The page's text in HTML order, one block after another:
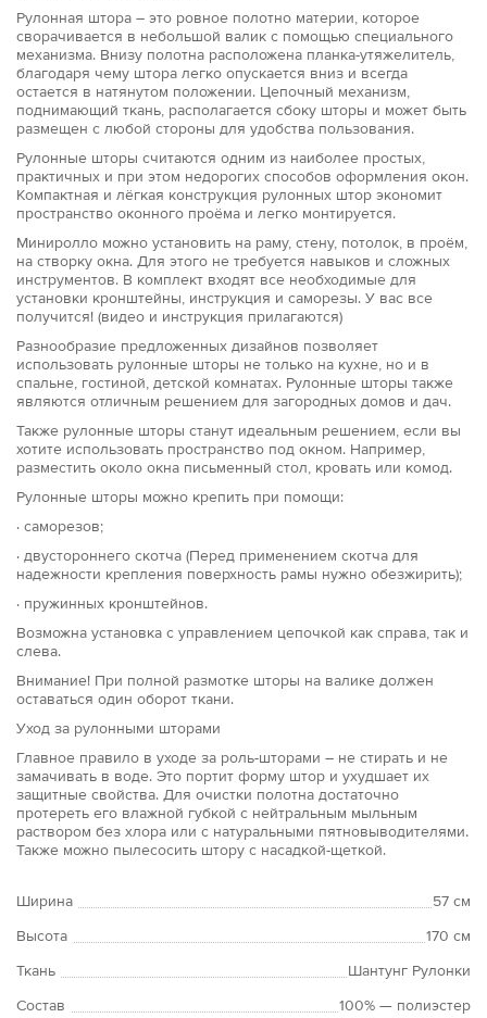
Рулонная штора – это ровное полотно материи, которое
сворачивается в небольшой валик с помощью специального
механизма. Внизу полотна расположена планка-утяжелитель,
благодаря чему штора легко опускается вниз и всегда
остается в натянутом положении. Цепочный механизм,
поднимающий ткань, располагается сбоку шторы и может быть
размещен с любой стороны для удобства пользования.
Рулонные шторы считаются одним из наиболее простых,
практичных и при этом недорогих способов оформления окон.
Компактная и лёгкая конструкция рулонных штор экономит
пространство оконного проёма и легко монтируется.
Миниролло можно установить на раму, стену, потолок, в проём,
на створку окна. Для этого не требуется навыков и сложных
инструментов. В комплект входят все необходимые для
установки кронштейны, инструкция и саморезы. У вас все
получится! (видео и инструкция прилагаются)
Разнообразие предложенных дизайнов позволяет
использовать рулонные шторы не только на кухне, но и в
спальне, гостиной, детской комнатах. Рулонные шторы также
являются отличным решением для загородных домов и дач.
Также рулонные шторы станут идеальным решением, если вы
хотите использовать пространство под окном. Например,
разместить около окна письменный стол, кровать или комод.
Рулонные шторы можно крепить при помощи:
· саморезов;
· двустороннего скотча (Перед применением скотча для
надежности крепления поверхность рамы нужно обезжирить);
· пружинных кронштейнов.
Возможна установка с управлением цепочкой как справа, так и
слева.
Внимание! При полной размотке шторы на валике должен
оставаться один оборот ткани.
Уход за рулонными шторами
Главное правило в уходе за роль-шторами – не стирать и не
замачивать в воде. Это портит форму штор и ухудшает их
защитные свойства. Для очистки полотна достаточно
протереть его влажной губкой с нейтральным мыльным
раствором без хлора или с натуральными пятновыводителями.
Также можно пылесосить штору с насадкой-щеткой.
Ширина
57 см
Высота
170 см
Ткань
Шантунг Рулонки
Состав
100% — полиэстер